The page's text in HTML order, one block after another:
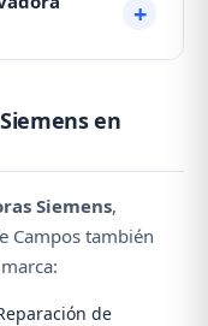
contacte con
637.
suelta o el cajón
de puerta,
Contacte con
en
Siemens,
Campos también
de